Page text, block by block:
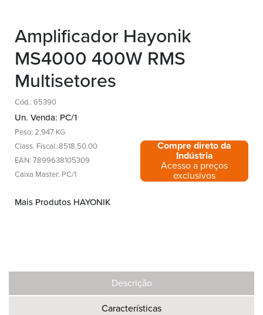
Amplificador Hayonik
MS4000 400W RMS
Multisetores
Cód.: 65390
Un. Venda: PC/1
Peso: 2,947 KG
Class. Fiscal: 8518.50.00
EAN: 7899638105309
Caixa Master: PC/1
Mais Produtos HAYONIK
Compre direto da
Indústria
Acesso a preços
exclusivos
Descrição
Características